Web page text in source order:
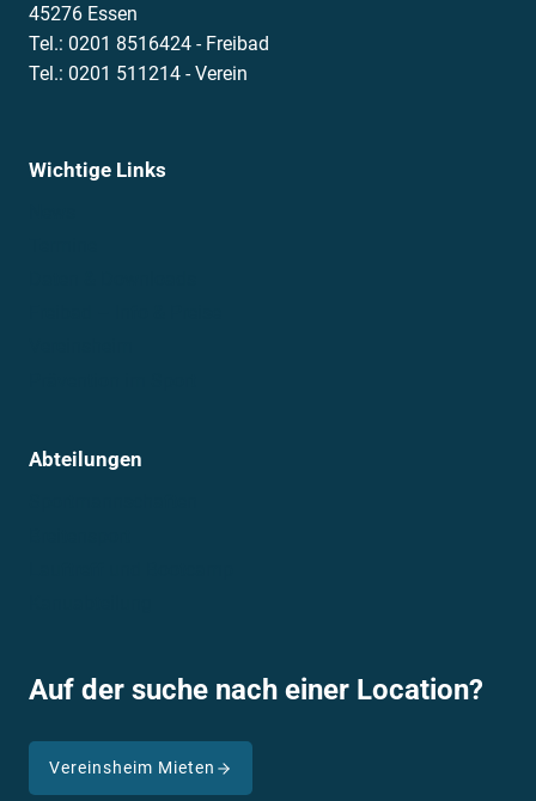
45276 Essen
Tel.: 0201 8516424 - Freibad
Tel.: 0201 511214 - Verein
Wichtige Links
Abteilungen
Auf der suche nach einer Location?
Vereinsheim Mieten